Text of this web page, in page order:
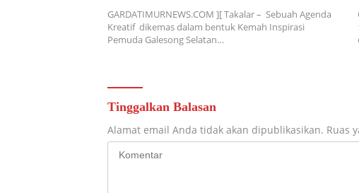
GARDATIMURNEWS.COM ][ Takalar – Sebuah Agenda
Kreatif dikemas dalam bentuk Kemah Inspirasi
Pemuda Galesong Selatan…
Tinggalkan Balasan
Alamat email Anda tidak akan dipublikasikan. Ruas